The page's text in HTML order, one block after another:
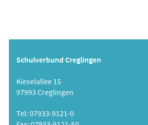
Schulverbund Creglingen
Kieselallee 15
97993 Creglingen
Tel: 07933-9121-0